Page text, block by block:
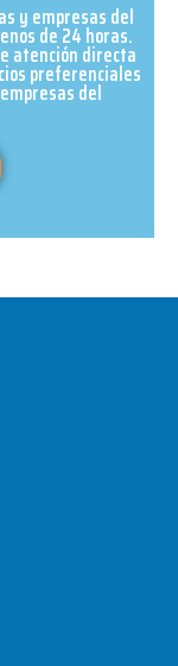
y empresas del
de 24 horas.
atención directa
preferenciales
del